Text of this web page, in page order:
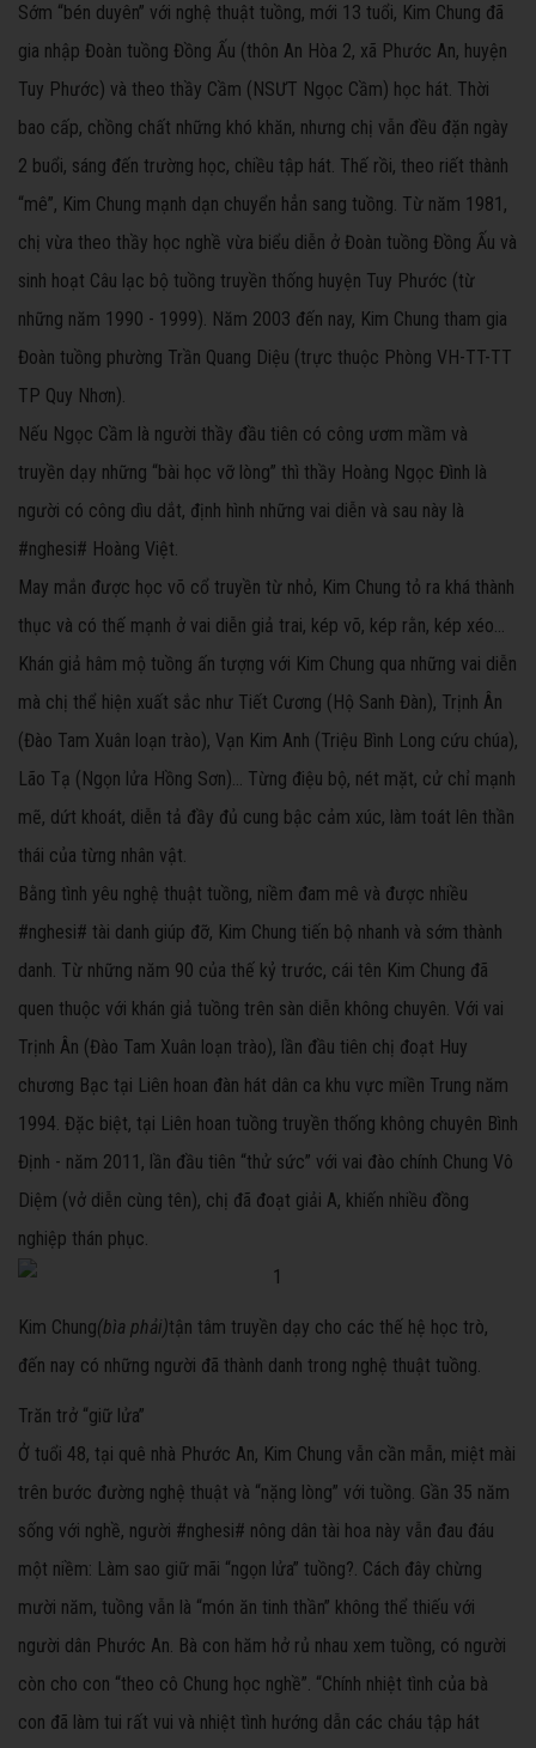
Sớm “bén duyên” với nghệ thuật tuồng, mới 13 tuổi, Kim Chung đã
gia nhập Đoàn tuồng Đồng Ấu (thôn An Hòa 2, xã Phước An, huyện
Tuy Phước) và theo thầy Cầm (NSƯT Ngọc Cầm) học hát. Thời
bao cấp, chồng chất những khó khăn, nhưng chị vẫn đều đặn ngày
2 buổi, sáng đến trường học, chiều tập hát. Thế rồi, theo riết thành
“mê”, Kim Chung mạnh dạn chuyển hẳn sang tuồng. Từ năm 1981,
chị vừa theo thầy học nghề vừa biểu diễn ở Đoàn tuồng Đồng Ấu và
sinh hoạt Câu lạc bộ tuồng truyền thống huyện Tuy Phước (từ
những năm 1990 - 1999). Năm 2003 đến nay, Kim Chung tham gia
Đoàn tuồng phường Trần Quang Diệu (trực thuộc Phòng VH-TT-TT
TP Quy Nhơn).
Nếu Ngọc Cầm là người thầy đầu tiên có công ươm mầm và
truyền dạy những “bài học vỡ lòng” thì thầy Hoàng Ngọc Đình là
người có công dìu dắt, định hình những vai diễn và sau này là
#nghesi# Hoàng Việt.
May mắn được học võ cổ truyền từ nhỏ, Kim Chung tỏ ra khá thành
thục và có thế mạnh ở vai diễn giả trai, kép võ, kép rằn, kép xéo...
Khán giả hâm mộ tuồng ấn tượng với Kim Chung qua những vai diễn
mà chị thể hiện xuất sắc như Tiết Cương (Hộ Sanh Đàn), Trịnh Ân
(Đào Tam Xuân loạn trào), Vạn Kim Anh (Triệu Bình Long cứu chúa),
Lão Tạ (Ngọn lửa Hồng Sơn)... Từng điệu bộ, nét mặt, cử chỉ mạnh
mẽ, dứt khoát, diễn tả đầy đủ cung bậc cảm xúc, làm toát lên thần
thái của từng nhân vật.
Bằng tình yêu nghệ thuật tuồng, niềm đam mê và được nhiều
#nghesi# tài danh giúp đỡ, Kim Chung tiến bộ nhanh và sớm thành
danh. Từ những năm 90 của thế kỷ trước, cái tên Kim Chung đã
quen thuộc với khán giả tuồng trên sàn diễn không chuyên. Với vai
Trịnh Ân (Đào Tam Xuân loạn trào), lần đầu tiên chị đoạt Huy
chương Bạc tại Liên hoan đàn hát dân ca khu vực miền Trung năm
1994. Đặc biệt, tại Liên hoan tuồng truyền thống không chuyên Bình
Định - năm 2011, lần đầu tiên “thử sức” với vai đào chính Chung Vô
Diệm (vở diễn cùng tên), chị đã đoạt giải A, khiến nhiều đồng
nghiệp thán phục.
Kim Chung(bìa phải)tận tâm truyền dạy cho các thế hệ học trò,
đến nay có những người đã thành danh trong nghệ thuật tuồng.
Trăn trở “giữ lửa”
Ở tuổi 48, tại quê nhà Phước An, Kim Chung vẫn cần mẫn, miệt mài
trên bước đường nghệ thuật và “nặng lòng” với tuồng. Gần 35 năm
sống với nghề, người #nghesi# nông dân tài hoa này vẫn đau đáu
một niềm: Làm sao giữ mãi “ngọn lửa” tuồng?. Cách đây chừng
mười năm, tuồng vẫn là “món ăn tinh thần” không thể thiếu với
người dân Phước An. Bà con hăm hở rủ nhau xem tuồng, có người
còn cho con “theo cô Chung học nghề”. “Chính nhiệt tình của bà
con đã làm tui rất vui và nhiệt tình hướng dẫn các cháu tập hát